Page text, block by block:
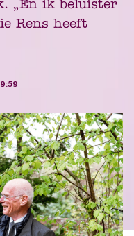
„En ik beluister
Rens heeft